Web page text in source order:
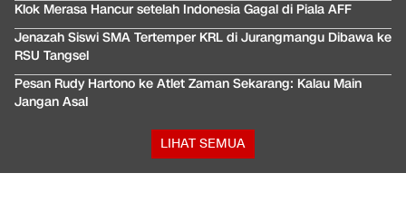
Klok Merasa Hancur setelah Indonesia Gagal di Piala AFF
Jenazah Siswi SMA Tertemper KRL di Jurangmangu Dibawa ke
RSU Tangsel
Pesan Rudy Hartono ke Atlet Zaman Sekarang: Kalau Main
Jangan Asal
LIHAT SEMUA